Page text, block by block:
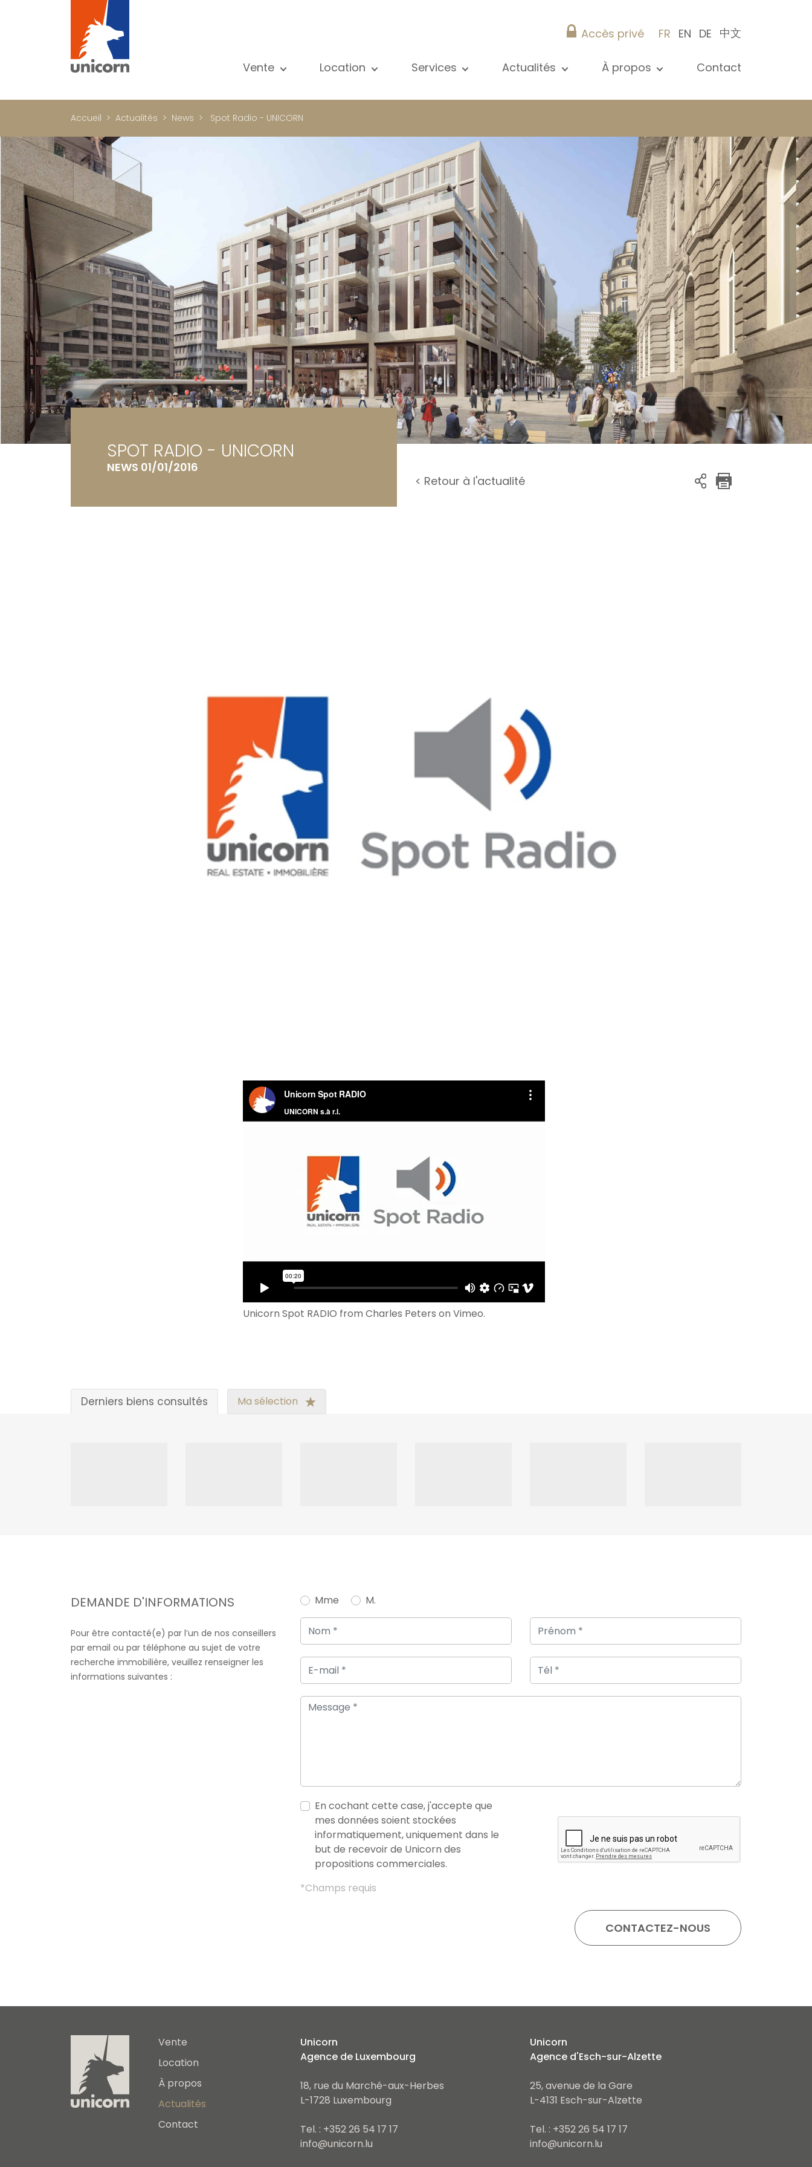
Accès privé FR EN DE 中文
Vente
Immeuble de rapport
Bureau
Commerce
Garage / Parking
Terrain
Location
International
Bureau
Commerce
Garage / Parking
Services
Recherche
Accès privé
Gestion locative
Gérance d'immeubles / syndic
Actualités
À propos
Conseils pratiques
Carrière
Contact
Accueil Actualités News Spot Radio - UNICORN
SPOT RADIO - UNICORN
NEWS 01/01/2016
< Retour à l'actualité
Unicorn Spot RADIO from Charles Peters on Vimeo.
Derniers biens consultés Ma sélection
DEMANDE D'INFORMATIONS
Pour être contacté(e) par l’un de nos conseillers
par email ou par téléphone au sujet de votre
recherche immobilière, veuillez renseigner les
informations suivantes :
Mme M.
En cochant cette case, j'accepte que
mes données soient stockées
informatiquement, uniquement dans le
but de recevoir de Unicorn des
propositions commerciales.
*Champs requis
Vente
Location
À propos
Actualités
Contact
Unicorn
Agence de Luxembourg
18, rue du Marché-aux-Herbes
L-1728 Luxembourg
Tel. : +352 26 54 17 17
info@unicorn.lu
Unicorn
Agence d'Esch-sur-Alzette
25, avenue de la Gare
L-4131 Esch-sur-Alzette
Tel. : +352 26 54 17 17
info@unicorn.lu